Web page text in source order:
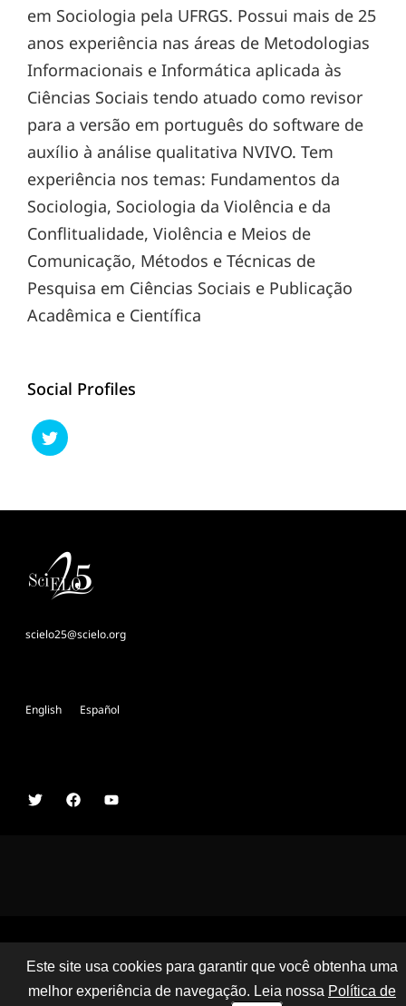
em Sociologia pela UFRGS. Possui mais de 25
anos experiência nas áreas de Metodologias
Informacionais e Informática aplicada às
Ciências Sociais tendo atuado como revisor
para a versão em português do software de
auxílio à análise qualitativa NVIVO. Tem
experiência nos temas: Fundamentos da
Sociologia, Sociologia da Violência e da
Conflitualidade, Violência e Meios de
Comunicação, Métodos e Técnicas de
Pesquisa em Ciências Sociais e Publicação
Acadêmica e Científica
Social Profiles
scielo25@scielo.org
English Español
Comitê Organizador Conferência SciELO 25 Anos
Este site usa cookies para garantir que você obtenha uma
melhor experiência de navegação. Leia nossa Política de